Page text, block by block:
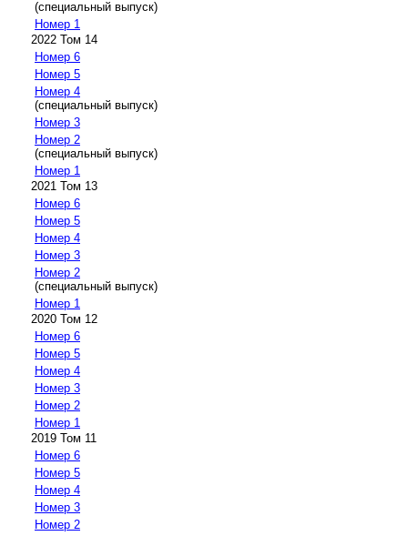
(специальный выпуск)
Номер 1
2022 Том 14
Номер 6
Номер 5
Номер 4
(специальный выпуск)
Номер 3
Номер 2
(специальный выпуск)
Номер 1
2021 Том 13
Номер 6
Номер 5
Номер 4
Номер 3
Номер 2
(специальный выпуск)
Номер 1
2020 Том 12
Номер 6
Номер 5
Номер 4
Номер 3
Номер 2
Номер 1
2019 Том 11
Номер 6
Номер 5
Номер 4
Номер 3
Номер 2